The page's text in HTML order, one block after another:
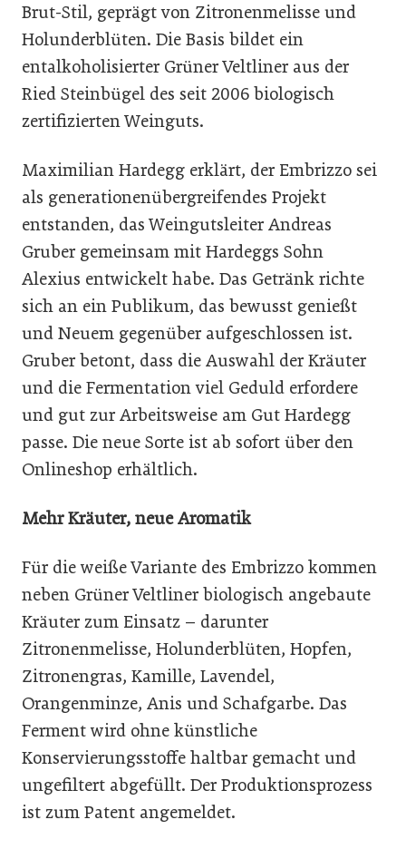
Brut-Stil, geprägt von Zitronenmelisse und
Holunderblüten. Die Basis bildet ein
entalkoholisierter Grüner Veltliner aus der
Ried Steinbügel des seit 2006 biologisch
zertifizierten Weinguts.
Maximilian Hardegg erklärt, der Embrizzo sei
als generationenübergreifendes Projekt
entstanden, das Weingutsleiter Andreas
Gruber gemeinsam mit Hardeggs Sohn
Alexius entwickelt habe. Das Getränk richte
sich an ein Publikum, das bewusst genießt
und Neuem gegenüber aufgeschlossen ist.
Gruber betont, dass die Auswahl der Kräuter
und die Fermentation viel Geduld erfordere
und gut zur Arbeitsweise am Gut Hardegg
passe. Die neue Sorte ist ab sofort über den
Onlineshop erhältlich.
Mehr Kräuter, neue Aromatik
Für die weiße Variante des Embrizzo kommen
neben Grüner Veltliner biologisch angebaute
Kräuter zum Einsatz – darunter
Zitronenmelisse, Holunderblüten, Hopfen,
Zitronengras, Kamille, Lavendel,
Orangenminze, Anis und Schafgarbe. Das
Ferment wird ohne künstliche
Konservierungsstoffe haltbar gemacht und
ungefiltert abgefüllt. Der Produktionsprozess
ist zum Patent angemeldet.